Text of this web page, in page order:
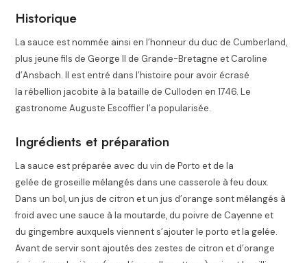
Historique
La sauce est nommée ainsi en l’honneur du duc de Cumberland,
plus jeune fils de George II de Grande-Bretagne et Caroline
d’Ansbach. Il est entré dans l’histoire pour avoir écrasé
la rébellion jacobite à la bataille de Culloden en 1746. Le
gastronome Auguste Escoffier l’a popularisée.
Ingrédients et préparation
La sauce est préparée avec du vin de Porto et de la
gelée de groseille mélangés dans une casserole à feu doux.
Dans un bol, un jus de citron et un jus d’orange sont mélangés à
froid avec une sauce à la moutarde, du poivre de Cayenne et
du gingembre auxquels viennent s’ajouter le porto et la gelée.
Avant de servir sont ajoutés des zestes de citron et d’orange